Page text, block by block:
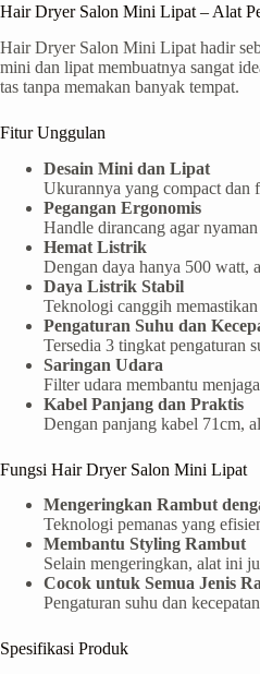
Hair Dryer Salon Mini Lipat – Alat
Hair Dryer Salon Mini Lipat hadir
mini dan lipat membuatnya sangat
tas tanpa memakan banyak tempat.
Fitur Unggulan
Desain Mini dan Lipat
Ukurannya yang compact dan
Pegangan Ergonomis
Handle dirancang agar
Hemat Listrik
Dengan daya hanya 500 watt,
Daya Listrik Stabil
Teknologi canggih
Pengaturan Suhu dan
Tersedia 3 tingkat pengaturan
Saringan Udara
Filter udara membantu
Kabel Panjang dan Praktis
Dengan panjang kabel 71cm,
Fungsi Hair Dryer Salon Mini Lipat
Mengeringkan Rambut
Teknologi pemanas yang
Membantu Styling Rambut
Selain mengeringkan, alat ini
Cocok untuk Semua Jenis
Pengaturan suhu dan
Spesifikasi Produk